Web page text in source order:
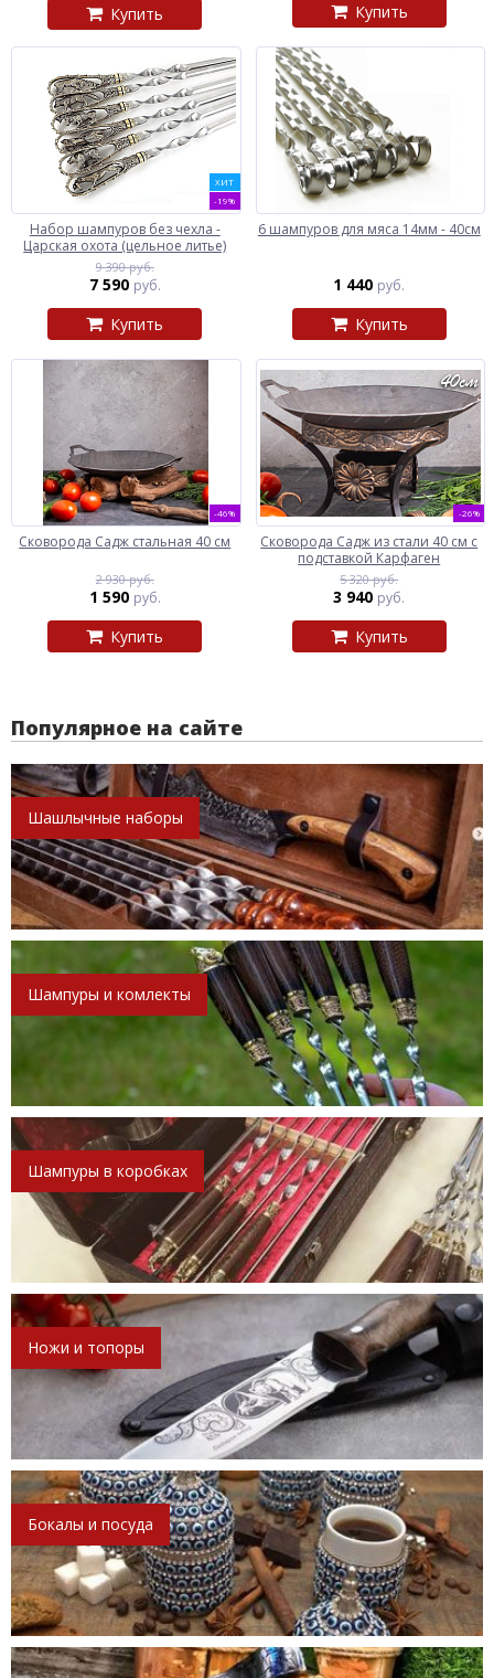
Купить Купить
ХИТ
-19%
Набор шампуров без чехла -
Царская охота (цельное литье)
9 390 руб.
7 590 руб.
Купить
6 шампуров для мяса 14мм - 40см
1 440 руб.
Купить
-46%
Сковорода Садж стальная 40 см
2 930 руб.
1 590 руб.
Купить
-26%
Сковорода Садж из стали 40 см с
подставкой Карфаген
5 320 руб.
3 940 руб.
Купить
Популярное на сайте
Шашлычные наборы
Шампуры и комлекты
Шампуры в коробках
Ножи и топоры
Бокалы и посуда